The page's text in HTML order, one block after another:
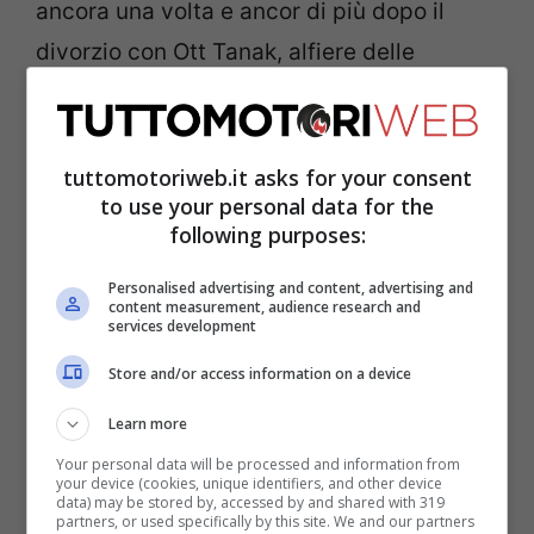
ancora una volta e ancor di più dopo il
divorzio con Ott Tanak, alfiere delle
scorso anno ha chiuso il Mondiale in terza
posizione, con due vittorie e altri tre podi
all’attivo. Nel suo ormai decennale
Hyundai sono arrivati per lui
quattro secondi e due terzi posti nella
classifica finale, e con la carta d’identità
che continua a crescere (siamo ormai alle
34 candeline compiute) le occasioni a
disposizione per conquistare lo scettro
iridato non restano più tantissime.
tuttomotoriweb.it asks for your consent
to use your personal data for the
following purposes:
Personalised advertising and content, advertising and
content measurement, audience research and
services development
Store and/or access information on a device
Learn more
Your personal data will be processed and information from
your device (cookies, unique identifiers, and other device
data) may be stored by, accessed by and shared with 319
partners, or used specifically by this site. We and our partners